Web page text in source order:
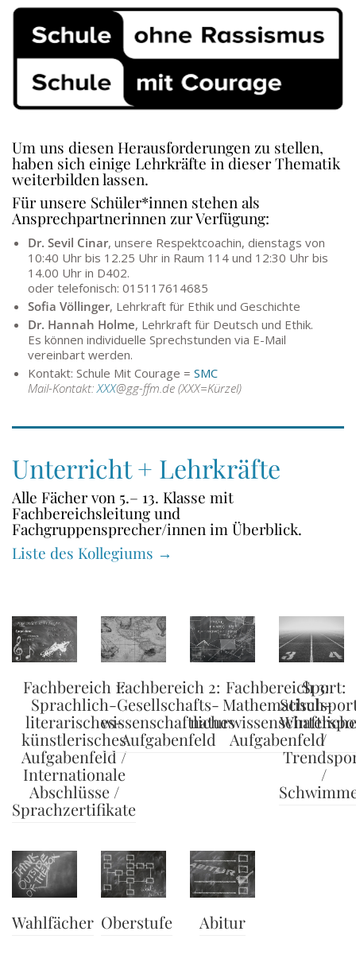
Um uns diesen Herausforderungen zu stellen,
haben sich einige Lehrkräfte in dieser Thematik
weiterbilden lassen.
Für unsere Schüler*innen stehen als
Ansprechpartnerinnen zur Verfügung:
Dr. Sevil Cinar, unsere Respektcoachin, dienstags von
10:40 Uhr bis 12.25 Uhr in Raum 114 und 12:30 Uhr bis
14.00 Uhr in D402.
oder telefonisch: 015117614685
Sofia Völlinger, Lehrkraft für Ethik und Geschichte
Dr. Hannah Holme, Lehrkraft für Deutsch und Ethik.
Es können individuelle Sprechstunden via E-Mail
vereinbart werden.
Kontakt: Schule Mit Courage = SMC
Mail-Kontakt: XXX@gg-ffm.de (XXX=Kürzel)
Unterricht + Lehrkräfte
Alle Fächer von 5.– 13. Klasse mit
Fachbereichsleitung und
Fachgruppensprecher/innen im Überblick.
Liste des Kollegiums →
Fachbereich 1:
Sprachlich-
literarisches-
künstlerisches
Aufgabenfeld /
Internationale
Abschlüsse /
Sprachzertifikate
Fachbereich 2:
Gesellschafts-
wissenschaftliches
Aufgabenfeld
Fachbereich 3:
Mathematisch-
Aufgabenfeld
Sport:
/
/
Wahlfächer Oberstufe Abitur